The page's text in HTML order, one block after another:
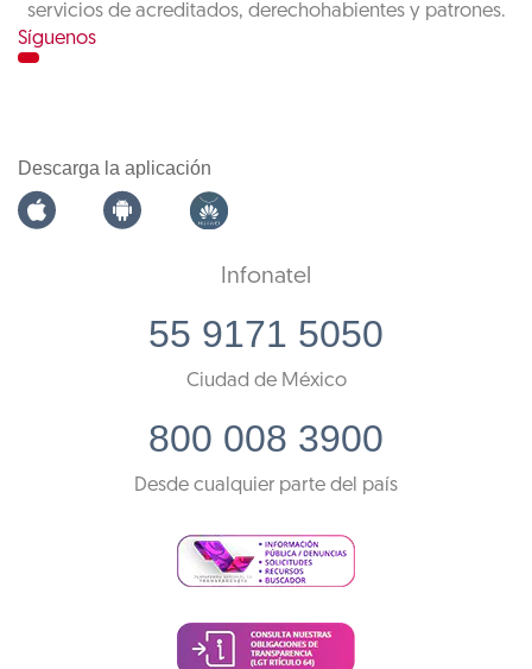
servicios de acreditados, derechohabientes y patrones.
Síguenos
Descarga la aplicación
Infonatel
55 9171 5050
Ciudad de México
800 008 3900
Desde cualquier parte del país